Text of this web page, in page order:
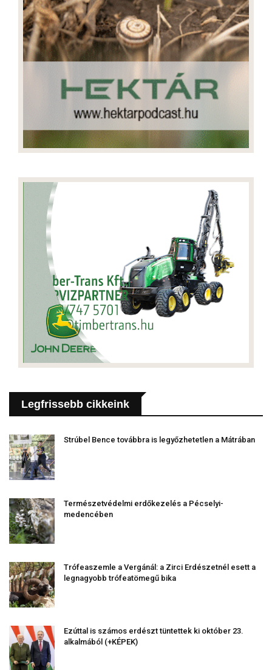
Legfrissebb cikkeink
Strúbel Bence továbbra is legyőzhetetlen a Mátrában
Természetvédelmi erdőkezelés a Pécselyi-
medencében
Trófeaszemle a Vergánál: a Zirci Erdészetnél esett a
legnagyobb trófeatömegű bika
Ezúttal is számos erdészt tüntettek ki október 23.
alkalmából (+KÉPEK)